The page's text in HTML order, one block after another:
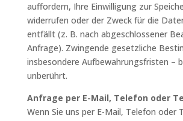
auffordern, Ihre Einwilligung zur
widerrufen oder der Zweck für die
entfällt (z. B. nach abgeschlossener
Anfrage). Zwingende gesetzliche
insbesondere Aufbewahrungsfristen –
unberührt.
Anfrage per E-Mail, Telefon oder
Wenn Sie uns per E-Mail, Telefon oder